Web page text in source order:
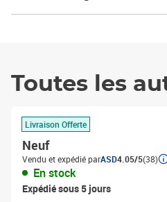
Toutes les
Livraison Offerte
Neuf
Vendu et expédié parASD4.05/5(38)
En stock
Expédié sous 5 jours